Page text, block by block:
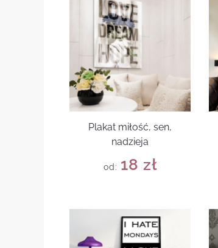
Plakat miłość, sen,
nadzieja
od: 18 zł